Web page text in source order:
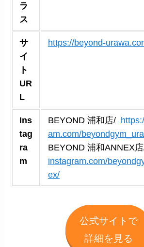
ラ
ス
サ
イ
ト
UR
L
https://beyond-
Ins
tag
ra
m
BEYOND 浦和店/
am.com/
BEYOND 浦和ANNEX
instagram.com/
ex/
公式サイトで
詳細を見る